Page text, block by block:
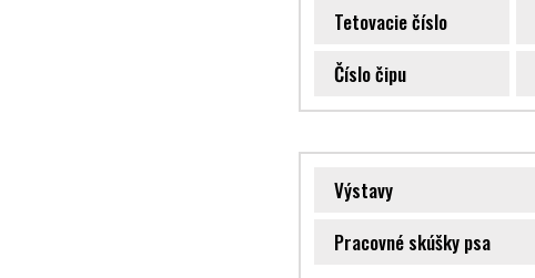
Tetovacie číslo
Číslo čipu
Výstavy
Pracovné skúšky psa